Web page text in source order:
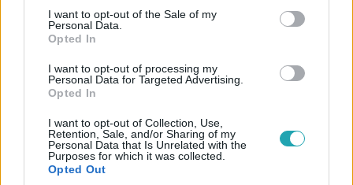
consent section.
I want to opt-out of the Sale of my
Personal Data.
Opted In
I want to opt-out of processing my
Personal Data for Targeted Advertising.
Opted In
I want to opt-out of Collection, Use,
Retention, Sale, and/or Sharing of my
Personal Data that Is Unrelated with the
Purposes for which it was collected.
Opted Out
Ismét a horvátok segítik ki a magyar olajipari társaságot.